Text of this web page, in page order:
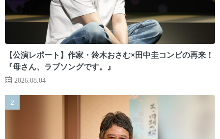
【公演レポート】作家・鈴木おさむ×田中圭コンビの再来！
『母さん、ラブソングです。』
2026.08.04